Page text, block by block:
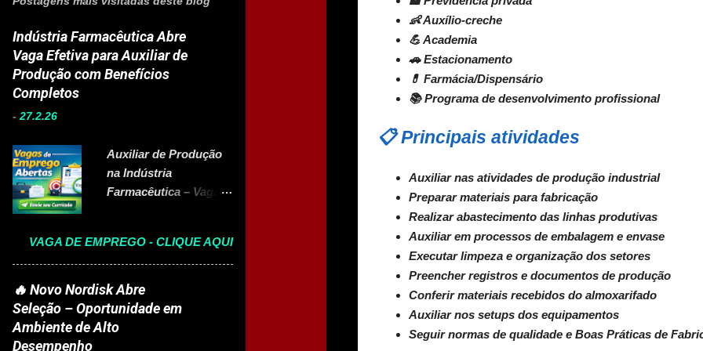
👶 Auxílio-creche
💪 Academia
🚗 Estacionamento
💊 Farmácia/Dispensário
📚 Programa de desenvolvimento profissional
📋 Principais atividades
Auxiliar nas atividades de produção industrial
Preparar materiais para fabricação
Realizar abastecimento das linhas produtivas
Auxiliar em processos de embalagem e envase
Executar limpeza e organização dos setores
Preencher registros e documentos de produção
Conferir materiais recebidos do almoxarifado
Auxiliar nos setups dos equipamentos
Seguir normas de qualidade e Boas Práticas de
Indústria Farmacêutica Abre
Vaga Efetiva para Auxiliar de
Produção com Benefícios
Completos
-27.2.26
Auxiliar de Produção
na Indústria
Farmacêutica – Vaga
, multinacional
brasileira presente em
22 países e referência
no setor farmacêutico,
está com vaga aberta
VAGA DE EMPREGO - CLIQUE AQUI
🔥 Novo Nordisk Abre
Seleção – Oportunidade em
Ambiente de Alto
Desempenho